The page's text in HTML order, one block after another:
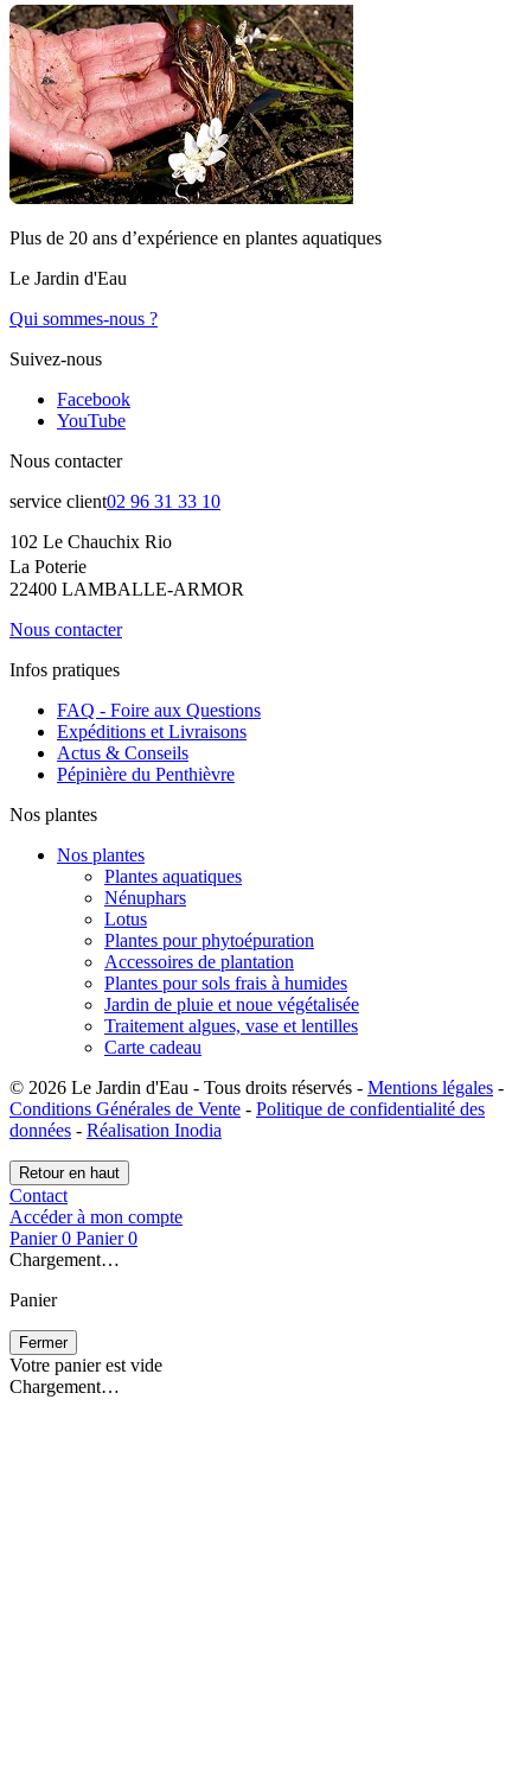
Plus de 20 ans d’expérience en plantes aquatiques
Le Jardin d'Eau
Qui sommes-nous ?
Suivez-nous
Facebook
YouTube
Nous contacter
service client02 96 31 33 10
102 Le Chauchix Rio
La Poterie
22400 LAMBALLE-ARMOR
Nous contacter
Infos pratiques
FAQ - Foire aux Questions
Expéditions et Livraisons
Actus & Conseils
Pépinière du Penthièvre
Nos plantes
Nos plantes
Plantes aquatiques
Nénuphars
Lotus
Plantes pour phytoépuration
Accessoires de plantation
Plantes pour sols frais à humides
Jardin de pluie et noue végétalisée
Traitement algues, vase et lentilles
Carte cadeau
© 2026 Le Jardin d'Eau - Tous droits réservés - Mentions légales -
Conditions Générales de Vente - Politique de confidentialité des
données - Réalisation Inodia
Retour en haut
Contact
Accéder à mon compte
Panier 0 Panier 0
Chargement…
Panier
Fermer
Votre panier est vide
Chargement…